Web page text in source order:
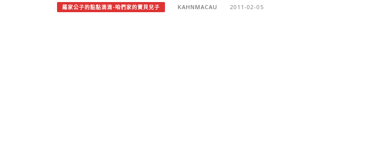
羅家公子的點點滴滴-咱們家的寶貝兒子 KAHNMACAU 2011-02-05